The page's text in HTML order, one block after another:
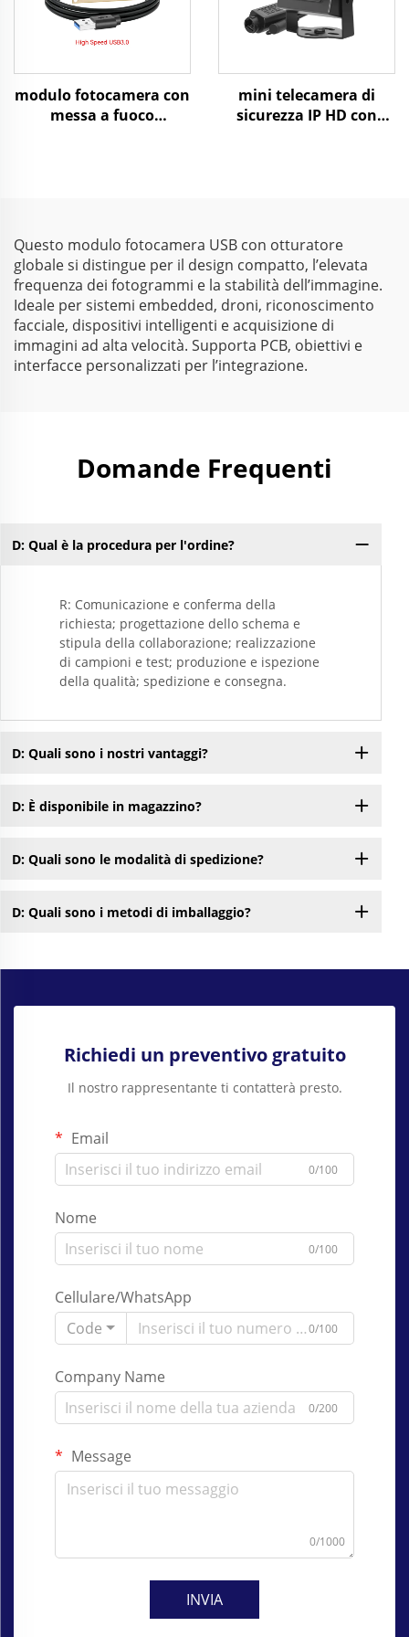
modulo fotocamera con
messa a fuoco
velocità USB 3.0
mini telecamera di
sicurezza IP HD con
Questo modulo fotocamera USB con otturatore
globale si distingue per il design compatto, l’elevata
frequenza dei fotogrammi e la stabilità dell’immagine.
Ideale per sistemi embedded, droni, riconoscimento
facciale, dispositivi intelligenti e acquisizione di
immagini ad alta velocità. Supporta PCB, obiettivi e
interfacce personalizzati per l’integrazione.
Domande Frequenti
D: Qual è la procedura per l'ordine?
R: Comunicazione e conferma della
richiesta; progettazione dello schema e
stipula della collaborazione; realizzazione
di campioni e test; produzione e ispezione
della qualità; spedizione e consegna.
D: Quali sono i nostri vantaggi?
D: È disponibile in magazzino?
D: Quali sono le modalità di spedizione?
D: Quali sono i metodi di imballaggio?
Richiedi un preventivo gratuito
Il nostro rappresentante ti contatterà presto.
Email
0/100
Nome
0/100
Cellulare/WhatsApp
Code
0/100
Company Name
0/200
Message
0/1000
INVIA